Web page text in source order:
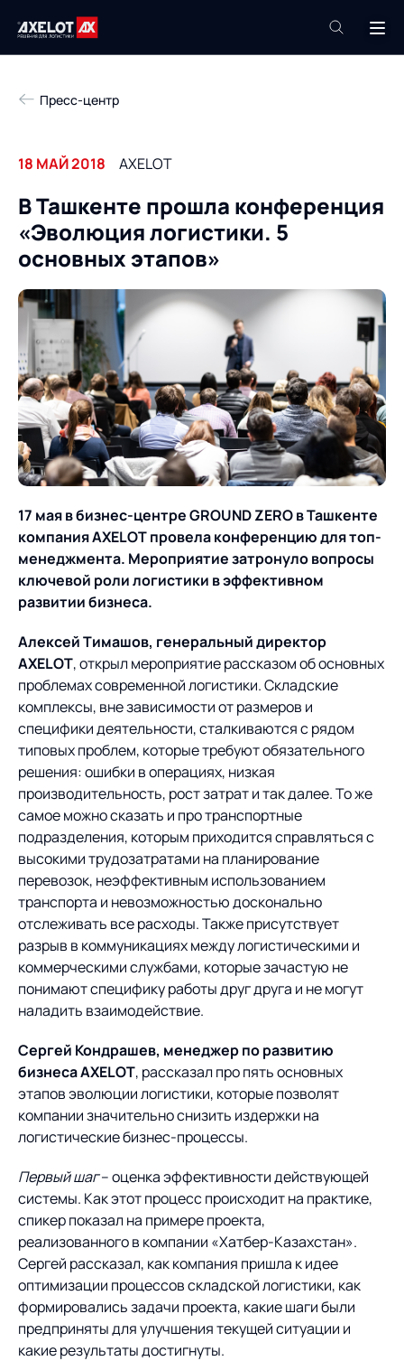
Техподдержка
Компания
Продукты
Роботизация
Академия
База знаний
Услуги
Проекты
Контакты
О компании
О компании
ИТ-аккредитация
Карьера
Партнеры
Импортозамещение
Продукты
поставок
Управление складами
Управление перевозками
Интегрированное
планирование
Управление
контейнерным
терминалом
поставок
Управление двором
Роботизация
Оборудование для склада
AXELOT AI
Логистический
консалтинг
Автоматизация
процессов
Техническое оснащение
Постпроектное
сопровождение
Нетворкинг и обмен
опытом вместе с AXELOT
Формирование центров
компетенций
Пресс-центр
Новости
Мероприятия
Архив мероприятий
Проекты
Проекты
Контакты
Контакты
Академия
Предложение для
учебных заведений
База знаний
База знаний
Пресс-центр
18 МАЙ 2018 AXELOT
В Ташкенте прошла конференция
«Эволюция логистики. 5
основных этапов»
17 мая в бизнес-центре GROUND ZERO в Ташкенте
компания AXELOT провела конференцию для топ-
менеджмента. Мероприятие затронуло вопросы
ключевой роли логистики в эффективном
развитии бизнеса.
Алексей Тимашов, генеральный директор
AXELOT, открыл мероприятие рассказом об основных
проблемах современной логистики. Складские
комплексы, вне зависимости от размеров и
специфики деятельности, сталкиваются с рядом
типовых проблем, которые требуют обязательного
решения: ошибки в операциях, низкая
производительность, рост затрат и так далее. То же
самое можно сказать и про транспортные
подразделения, которым приходится справляться с
высокими трудозатратами на планирование
перевозок, неэффективным использованием
транспорта и невозможностью досконально
отслеживать все расходы. Также присутствует
разрыв в коммуникациях между логистическими и
коммерческими службами, которые зачастую не
понимают специфику работы друг друга и не могут
наладить взаимодействие.
Сергей Кондрашев, менеджер по развитию
бизнеса AXELOT, рассказал про пять основных
этапов эволюции логистики, которые позволят
компании значительно снизить издержки на
логистические бизнес-процессы.
Первый шаг– оценка эффективности действующей
системы. Как этот процесс происходит на практике,
спикер показал на примере проекта,
реализованного в компании «Хатбер-Казахстан».
Сергей рассказал, как компания пришла к идее
оптимизации процессов складской логистики, как
формировались задачи проекта, какие шаги были
предприняты для улучшения текущей ситуации и
какие результаты достигнуты.